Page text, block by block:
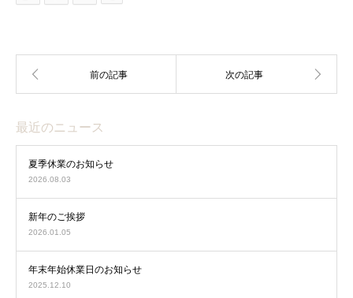
最近のニュース
夏季休業のお知らせ
2026.08.03
新年のご挨拶
2026.01.05
年末年始休業日のお知らせ
2025.12.10